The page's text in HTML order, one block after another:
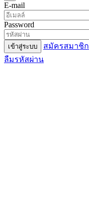
E-mail
Password
เข้าสู่ระบบ
สมัครสมาชิก
ลืมรหัสผ่าน